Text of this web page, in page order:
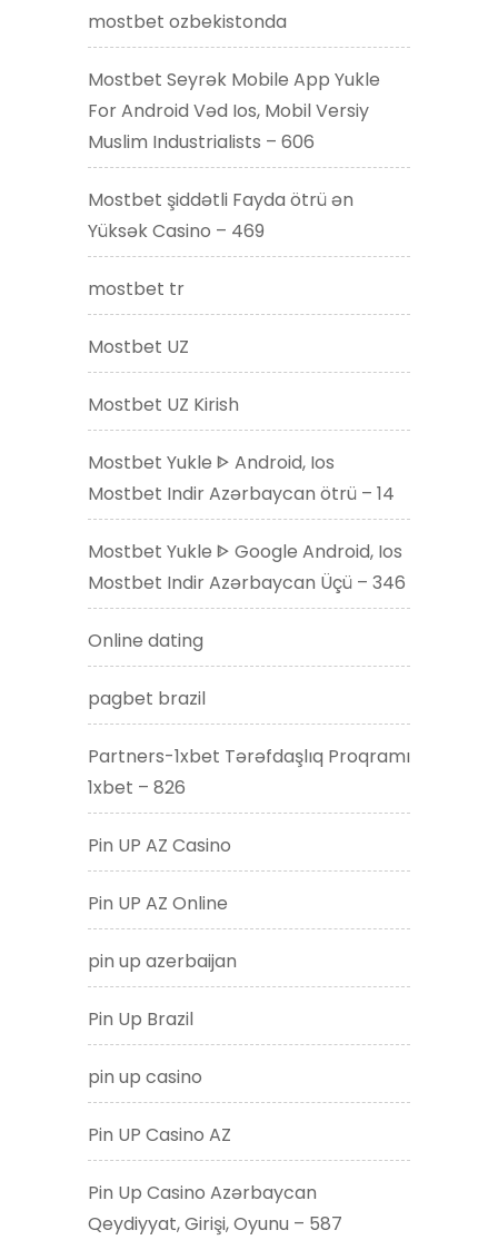
mostbet ozbekistonda
Mostbet Seyrək Mobile App Yukle
For Android Vəd Ios, Mobil Versiy
Muslim Industrialists – 606
Mostbet şiddətli Fayda ötrü ən
Yüksək Casino – 469
mostbet tr
Mostbet UZ
Mostbet UZ Kirish
Mostbet Yukle ᐈ Android, Ios
Mostbet Indir Azərbaycan ötrü – 14
Mostbet Yukle ᐈ Google Android, Ios
Mostbet Indir Azərbaycan Üçü – 346
Online dating
pagbet brazil
Partners-1xbet Tərəfdaşlıq Proqramı
1xbet – 826
Pin UP AZ Casino
Pin UP AZ Online
pin up azerbaijan
Pin Up Brazil
pin up casino
Pin UP Casino AZ
Pin Up Casino Azərbaycan
Qeydiyyat, Girişi, Oyunu – 587